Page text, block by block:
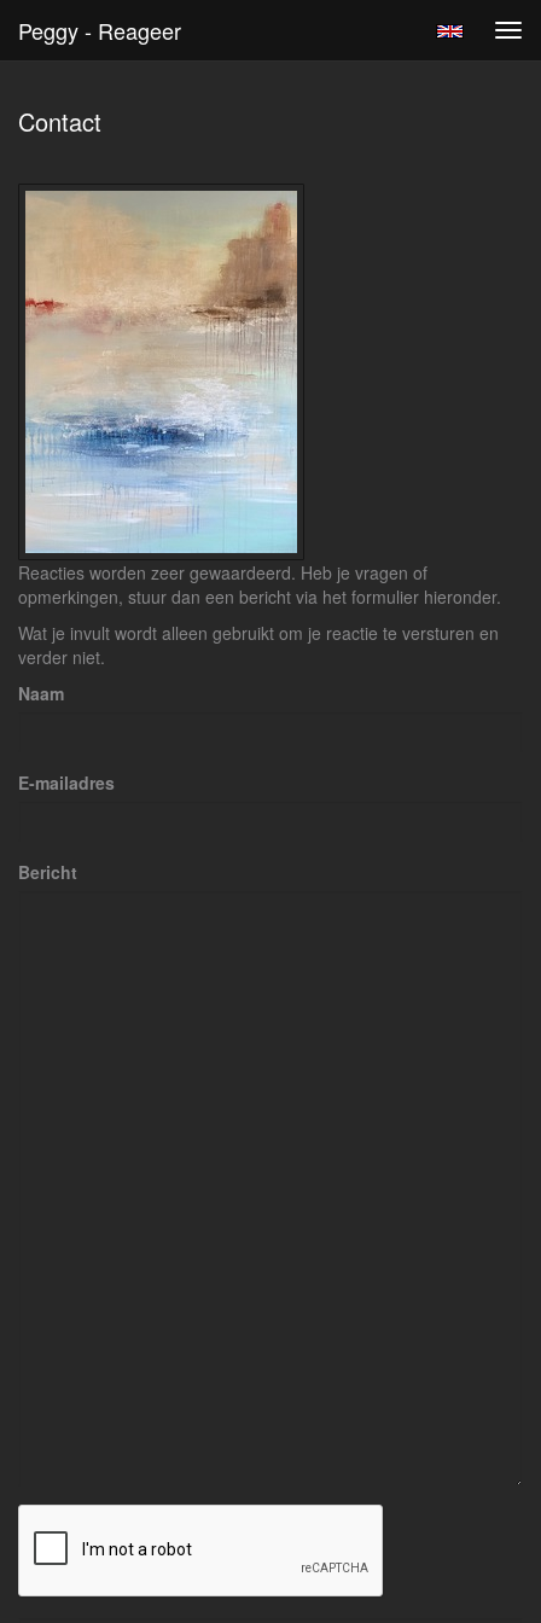
Peggy - Reageer
Contact
Reacties worden zeer gewaardeerd. Heb je vragen of
opmerkingen, stuur dan een bericht via het formulier hieronder.
Wat je invult wordt alleen gebruikt om je reactie te versturen en
verder niet.
Naam
E-mailadres
Bericht